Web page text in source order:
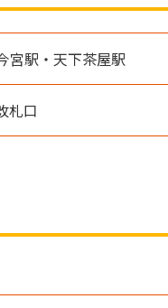
宮駅・天下茶屋駅
札口